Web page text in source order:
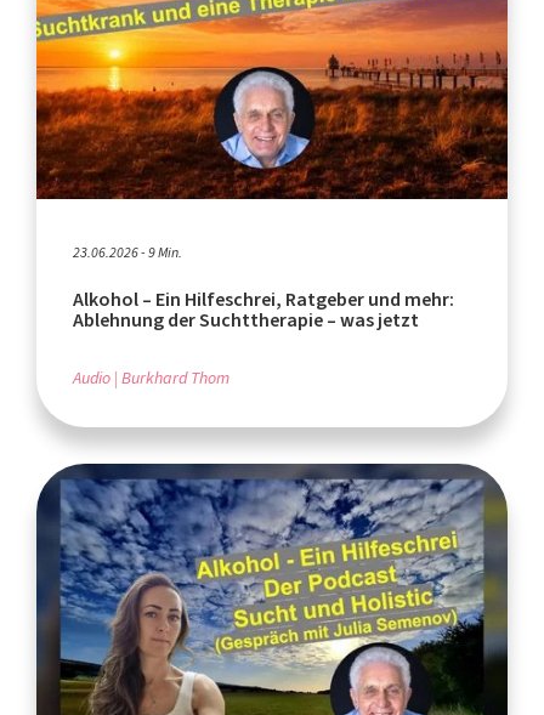
23.06.2026 - 9 Min.
Alkohol – Ein Hilfeschrei, Ratgeber und mehr:
Ablehnung der Suchttherapie – was jetzt
Audio Burkhard Thom